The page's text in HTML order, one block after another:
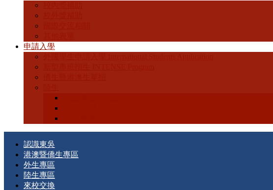
申請入學
認識東吳
港澳暨僑生專區
外生專區
陸生專區
來校交換